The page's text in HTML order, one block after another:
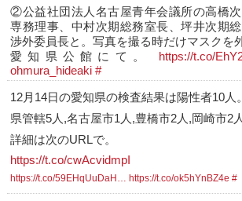
②公益社団法人名古屋青年会議所の高橋
専務理事、中村次期総務室長、坪井次期
渉外委員長と。写真を撮る時だけマスクを
愛知県公館にて。
https://t.co/
ohmura_hideaki #
12月14日の愛知県の検査結果は陽性者10人
県管轄5人,名古屋市1人,豊橋市2人,岡崎市2
詳細は次のURLで。
https://t.co/cwAcvidmpI
https://t.co/59EHqUuDaH… https://t.co/ok5hYnBZ4e #